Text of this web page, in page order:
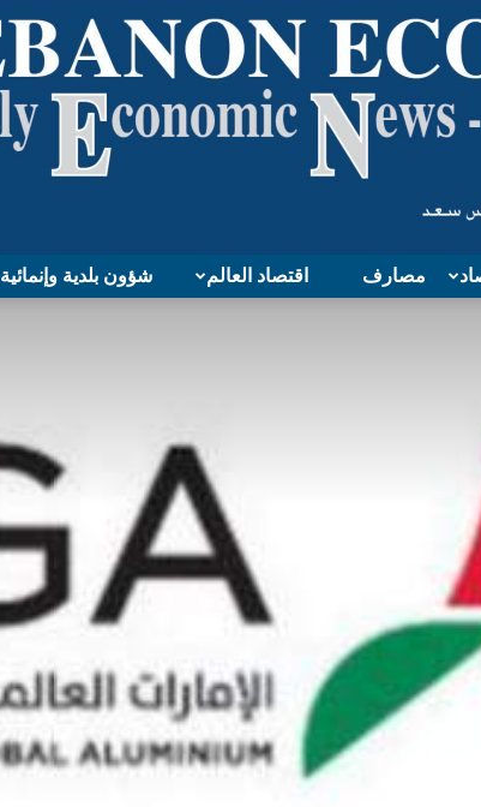
Economy
شؤون بلدية وإنمائية اقتصاد العالم مصارف